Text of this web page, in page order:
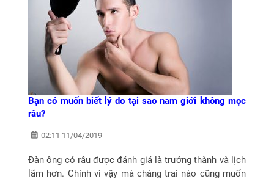
Bạn có muốn biết lý do tại sao nam giới không mọc
râu?
02:11 11/04/2019
Đàn ông có râu được đánh giá là trưởng thành và lịch
lãm hơn. Chính vì vậy mà chàng trai nào cũng muốn